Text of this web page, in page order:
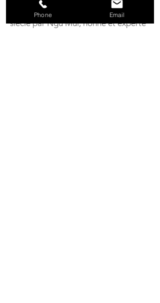
Le Wing Chun a été crée au 18ème
siècle par Ngu Mui, nonne et experte
Phone Email